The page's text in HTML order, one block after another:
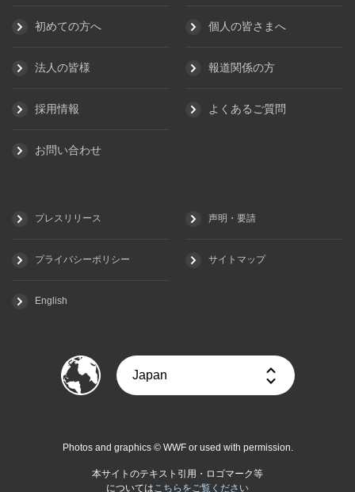
初めての方へ 個人の皆さまへ
法人の皆様 報道関係の方
採用情報 よくあるご質問
お問い合わせ
プレスリリース 声明・要請
プライバシーポリシー サイトマップ
English
Photos and graphics © WWF or used with permission.
本サイトのテキスト引用・ロゴマーク等
については こちらをご覧ください